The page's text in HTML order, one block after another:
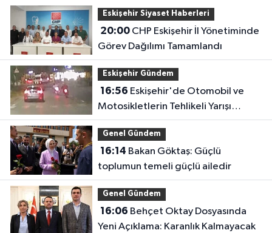
Eskişehir Siyaset Haberleri
20:00CHP Eskişehir İl Yönetiminde
Görev Dağılımı Tamamlandı
Eskişehir Gündem
16:56
Motosikletlerin Tehlikeli Yarışı
Kamerada
Genel Gündem
16:14
toplumun temeli güçlü ailedir
Genel Gündem
16:06
Yeni Açıklama: Karanlık Kalmayacak